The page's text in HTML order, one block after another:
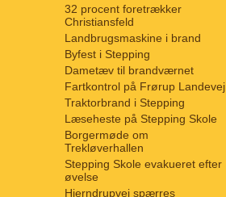
32 procent foretrækker
Christiansfeld
Landbrugsmaskine i brand
Byfest i Stepping
Dametæv til brandværnet
Fartkontrol på Frørup Landevej
Traktorbrand i Stepping
Læseheste på Stepping Skole
Borgermøde om
Trekløverhallen
Stepping Skole evakueret efter
øvelse
Hjerndrupvej spærres